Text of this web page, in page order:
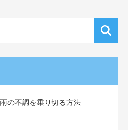
の不調を乗り切る方法